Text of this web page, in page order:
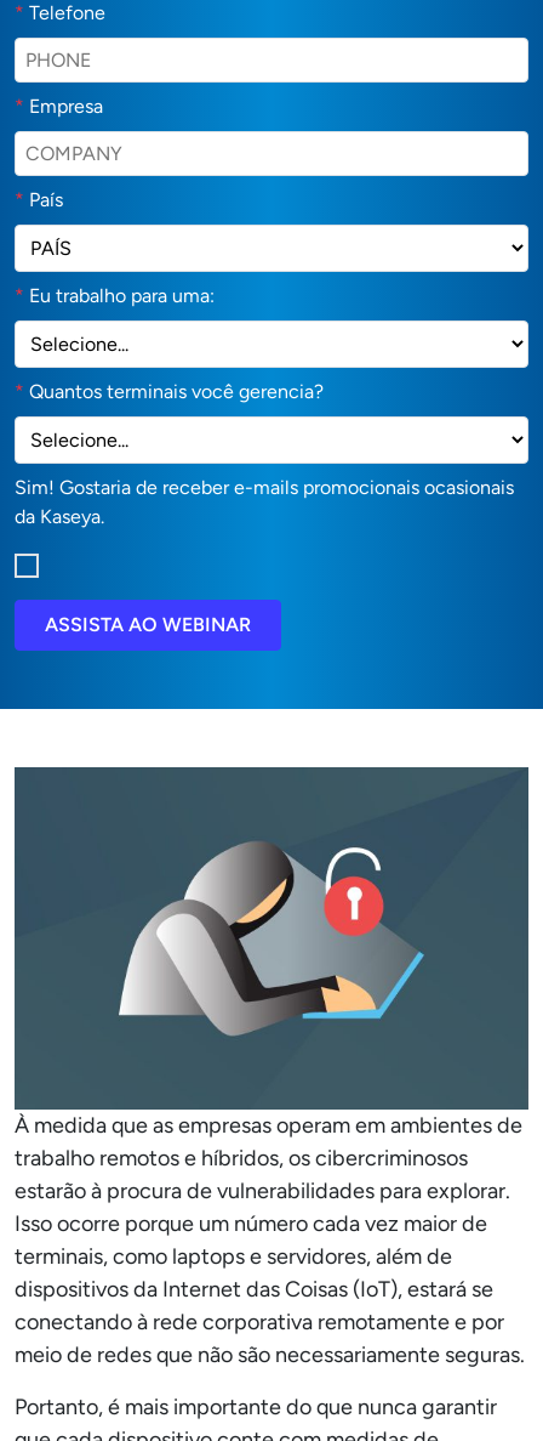
* Telefone
* Empresa
* País
* Eu trabalho para uma:
* Quantos terminais você gerencia?
Sim! Gostaria de receber e-mails promocionais ocasionais
da Kaseya.
ASSISTA AO WEBINAR
À medida que as empresas operam em ambientes de
trabalho remotos e híbridos, os cibercriminosos
estarão à procura de vulnerabilidades para explorar.
Isso ocorre porque um número cada vez maior de
terminais, como laptops e servidores, além de
dispositivos da Internet das Coisas (IoT), estará se
conectando à rede corporativa remotamente e por
meio de redes que não são necessariamente seguras.
Portanto, é mais importante do que nunca garantir